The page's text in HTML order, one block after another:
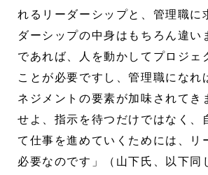
れるリーダーシップと、管理職に
ダーシップの中身はもちろん違い
であれば、人を動かしてプロジェ
ことが必要ですし、管理職になれ
ネジメントの要素が加味されてき
せよ、指示を待つだけではなく、
て仕事を進めていくためには、リ
必要なのです」（山下氏、以下同